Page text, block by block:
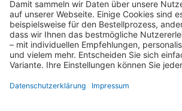
Ratgeber
Folgen Sie uns auch auf
Unser Angebot richtet sich ausschließlich an Industrie,